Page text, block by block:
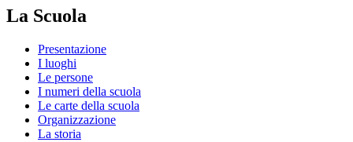
La Scuola
Presentazione
I luoghi
Le persone
I numeri della scuola
Le carte della scuola
Organizzazione
La storia